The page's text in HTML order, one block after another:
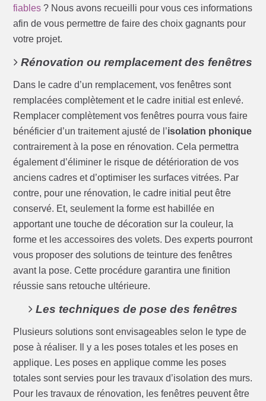
fiables ? Nous avons recueilli pour vous ces informations
afin de vous permettre de faire des choix gagnants pour
votre projet.
Rénovation ou remplacement des fenêtres
Dans le cadre d’un remplacement, vos fenêtres sont
remplacées complètement et le cadre initial est enlevé.
Remplacer complètement vos fenêtres pourra vous faire
bénéficier d’un traitement ajusté de l’isolation phonique
contrairement à la pose en rénovation. Cela permettra
également d’éliminer le risque de détérioration de vos
anciens cadres et d’optimiser les surfaces vitrées. Par
contre, pour une rénovation, le cadre initial peut être
conservé. Et, seulement la forme est habillée en
apportant une touche de décoration sur la couleur, la
forme et les accessoires des volets. Des experts pourront
vous proposer des solutions de teinture des fenêtres
avant la pose. Cette procédure garantira une finition
réussie sans retouche ultérieure.
Les techniques de pose des fenêtres
Plusieurs solutions sont envisageables selon le type de
pose à réaliser. Il y a les poses totales et les poses en
applique. Les poses en applique comme les poses
totales sont servies pour les travaux d’isolation des murs.
Pour les travaux de rénovation, les fenêtres peuvent être